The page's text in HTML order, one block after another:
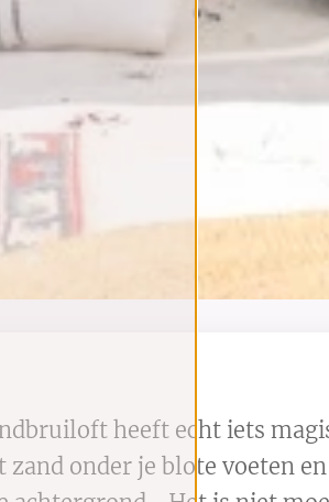
heeft echt iets
zand onder je blote voeten